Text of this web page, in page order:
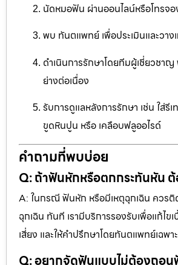
นัดหมอฟัน ผ่านออนไลน์หรือโทรจอ
พบ ทันตแพทย์ เพื่อประเมินและวา
ดำเนินการรักษาโดยทีมผู้เชี่ยวชา
ย่างต่อเนื่อง
รับการดูแลหลังการรักษา เช่น ใส่รี
ขูดหินปูน หรือ เคลือบฟลูออไรด์
คำถามที่พบบ่อย
Q: ถ้าฟันหักหรือตกกระทันหัน ต้
A: ในกรณี ฟันหัก หรือมีเหตุฉุกเฉิน ควร
ฉุกเฉิน ทันที เรามีบริการรองรับเพื่อแก้ไข
เสี่ยง และให้คำปรึกษาโดยทันตแพทย์เฉพา
Q: อยากจัดฟันแบบไม่ต้องถอน